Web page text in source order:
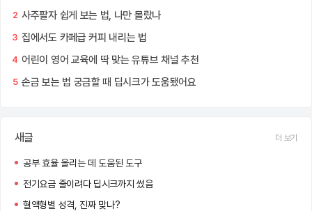
2 사주팔자 쉽게 보는 법, 나만 몰랐나
3 집에서도 카페급 커피 내리는 법
4 어린이 영어 교육에 딱 맞는 유튜브 채널 추천
5 손금 보는 법 궁금할 때 딥시크가 도움됐어요
새글 더 보기
공부 효율 올리는 데 도움된 도구
전기요금 줄이려다 딥시크까지 썼음
혈액형별 성격, 진짜 맞나?